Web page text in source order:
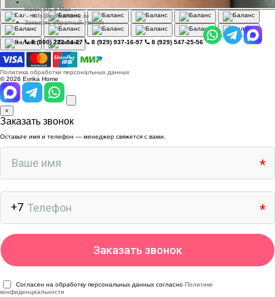
Написать в Max
info@evrikahome.ru
Заказать обратный звонок
8 (800) 222-04-27 8 (929) 937-16-97 8 (929) 547-25-56
Политика обработки персональных данных
© 2026 Evrika Home
×
Заказать звонок
Оставьте имя и телефон — менеджер свяжется с вами.
Согласен на обработку персональных данных согласно Политике
конфиденциальности